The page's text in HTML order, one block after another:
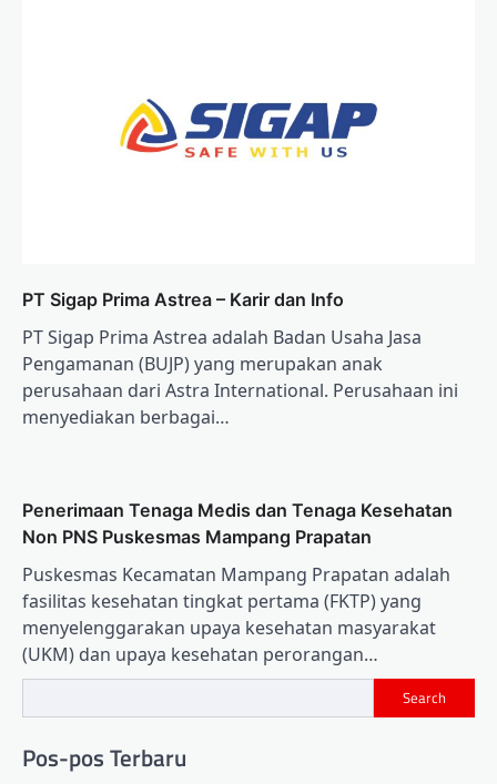
PT Sigap Prima Astrea – Karir dan Info
PT Sigap Prima Astrea adalah Badan Usaha Jasa
Pengamanan (BUJP) yang merupakan anak
perusahaan dari Astra International. Perusahaan ini
menyediakan berbagai…
Penerimaan Tenaga Medis dan Tenaga Kesehatan
Non PNS Puskesmas Mampang Prapatan
Puskesmas Kecamatan Mampang Prapatan adalah
fasilitas kesehatan tingkat pertama (FKTP) yang
menyelenggarakan upaya kesehatan masyarakat
(UKM) dan upaya kesehatan perorangan…
Search
Pos-pos Terbaru